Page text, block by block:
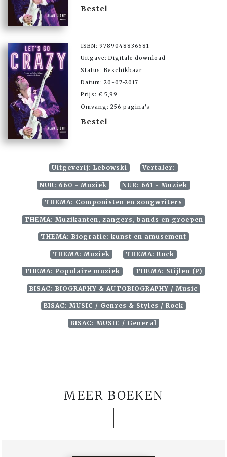
Bestel
ISBN: 9789048836581
Uitgave: Digitale download
Status: Beschikbaar
Datum: 20-07-2017
Prijs: € 5,99
Omvang: 256 pagina's
Bestel
Uitgeverij: Lebowski Vertaler:
NUR: 660 - Muziek NUR: 661 - Muziek
THEMA: Componisten en songwriters
THEMA: Muzikanten, zangers, bands en groepen
THEMA: Biografie: kunst en amusement
THEMA: Muziek THEMA: Rock
THEMA: Populaire muziek THEMA: Stijlen (P)
BISAC: BIOGRAPHY & AUTOBIOGRAPHY / Music
BISAC: MUSIC / Genres & Styles / Rock
BISAC: MUSIC / General
MEER BOEKEN